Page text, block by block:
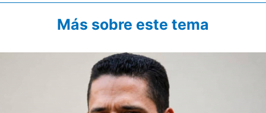
Más sobre este tema